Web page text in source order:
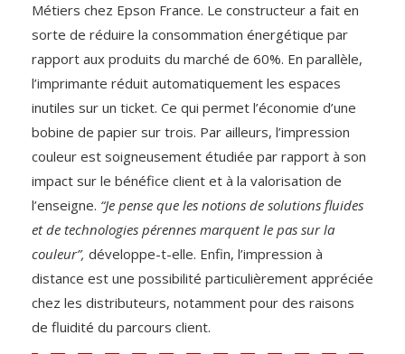
Métiers chez Epson France. Le constructeur a fait en
sorte de réduire la consommation énergétique par
rapport aux produits du marché de 60%. En parallèle,
l’imprimante réduit automatiquement les espaces
inutiles sur un ticket. Ce qui permet l’économie d’une
bobine de papier sur trois. Par ailleurs, l’impression
couleur est soigneusement étudiée par rapport à son
impact sur le bénéfice client et à la valorisation de
l’enseigne. “Je pense que les notions de solutions fluides
et de technologies pérennes marquent le pas sur la
couleur”, développe-t-elle. Enfin, l’impression à
distance est une possibilité particulièrement appréciée
chez les distributeurs, notamment pour des raisons
de fluidité du parcours client.